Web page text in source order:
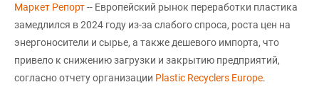
Маркет Репорт-- Европейский рынок переработки пластика
замедлился в 2024 году из-за слабого спроса, роста цен на
энергоносители и сырье, а также дешевого импорта, что
привело к снижению загрузки и закрытию предприятий,
согласно отчету организации Plastic Recyclers Europe.